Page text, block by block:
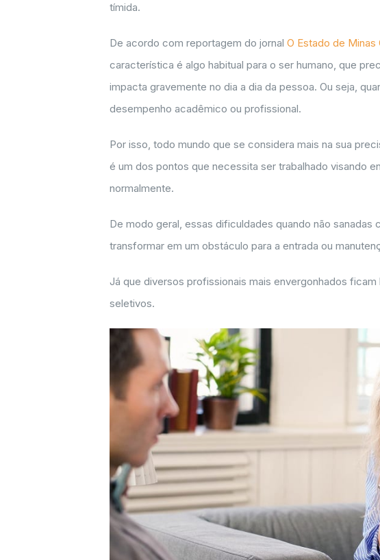
tímida.
De acordo com reportagem do jornal O Estado de Minas
característica é algo habitual para o ser humano, que
impacta gravemente no dia a dia da pessoa. Ou seja,
desempenho acadêmico ou profissional.
Por isso, todo mundo que se considera mais na sua
é um dos pontos que necessita ser trabalhado visando
normalmente.
De modo geral, essas dificuldades quando não
transformar em um obstáculo para a entrada ou
Já que diversos profissionais mais envergonhados
seletivos.